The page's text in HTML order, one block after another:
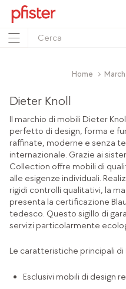
Home
Dieter Knoll
Il marchio di mobili Dieter
perfetto di design, forma e
raffinate, moderne e senza
internazionale. Grazie ai
Collection offre mobili di
alle esigenze individuali.
rigidi controlli qualitativi, la
presenta la certificazione
tedesco. Questo sigillo di
servizi particolarmente
Le caratteristiche principali
Esclusivi mobili di design